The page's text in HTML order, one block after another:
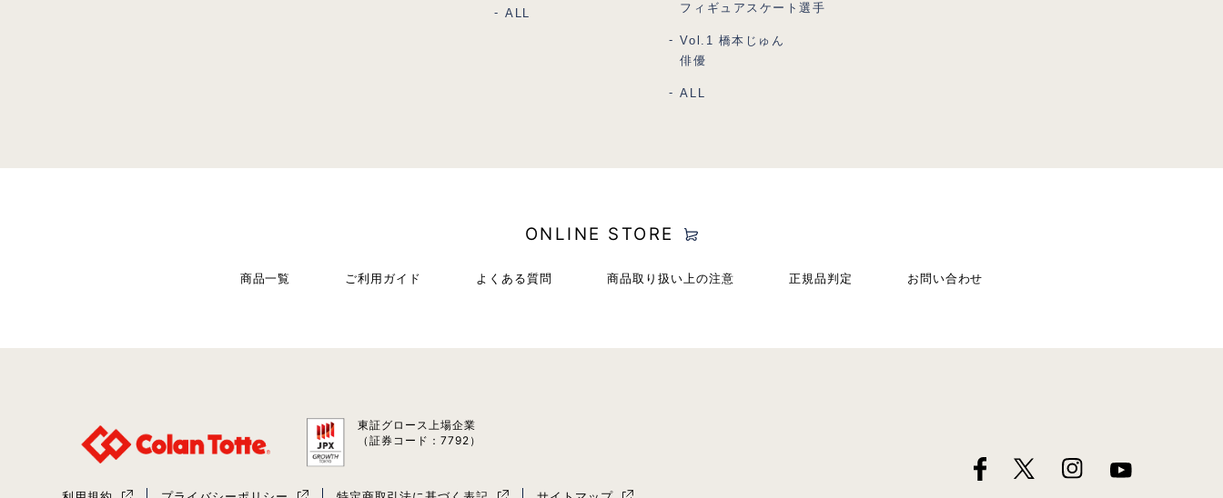
ALL
フィギュアスケート選手
Vol.1 橋本じゅん
俳優
ALL
ONLINE STORE
商品一覧 ご利用ガイド よくある質問 商品取り扱い上の注意 正規品判定 お問い合わせ
東証グロース上場企業
（証券コード：7792）